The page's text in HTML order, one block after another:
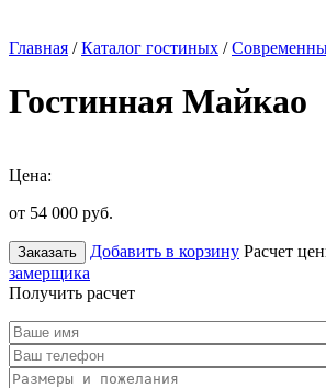
Главная /Каталог гостиных /
Гостинная Майкао
Цена:
от 54 000 руб.
Заказать Добавить в корзину Расчет
замерщика
Получить расчет